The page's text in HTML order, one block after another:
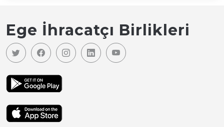
Ege İhracatçı Birlikleri